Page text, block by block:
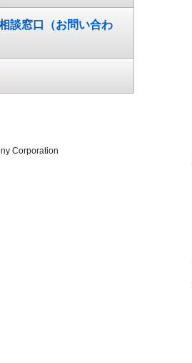
談窓口（お問い合わ
Corporation